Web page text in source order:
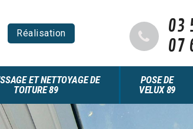
Réalisation
03
07
ET NETTOYAGE DE
TOITURE 89
POSE DE
VELUX 89